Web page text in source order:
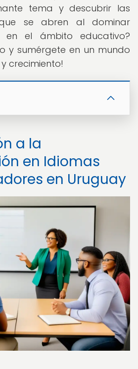
tema y descubrir las
se abren al dominar
en el ámbito educativo?
y sumérgete en un mundo
crecimiento!
a la
en Idiomas
en Uruguay